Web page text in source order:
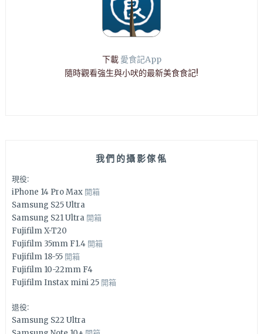
下載 愛食記App
隨時觀看強生與小吠的最新美食食記!
我們的攝影傢俬
現役:
iPhone 14 Pro Max 開箱
Samsung S25 Ultra
Samsung S21 Ultra 開箱
Fujifilm X-T20
Fujifilm 35mm F1.4 開箱
Fujifilm 18-55 開箱
Fujifilm 10-22mm F4
Fujifilm Instax mini 25 開箱
退役:
Samsung S22 Ultra